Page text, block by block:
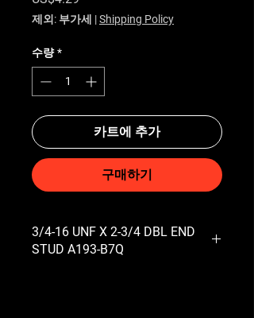
제외: 부가세 |Shipping Policy
수량 *
카트에 추가
구매하기
3/4-16 UNF X 2-3/4 DBL END
STUD A193-B7Q